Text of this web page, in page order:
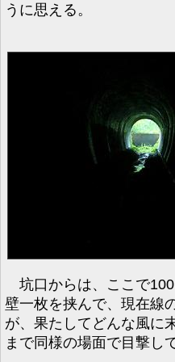
うに思える。
坑口からは、ここで100
壁一枚を挟んで、現在線
が、果たしてどんな風に
まで同様の場面で目撃し